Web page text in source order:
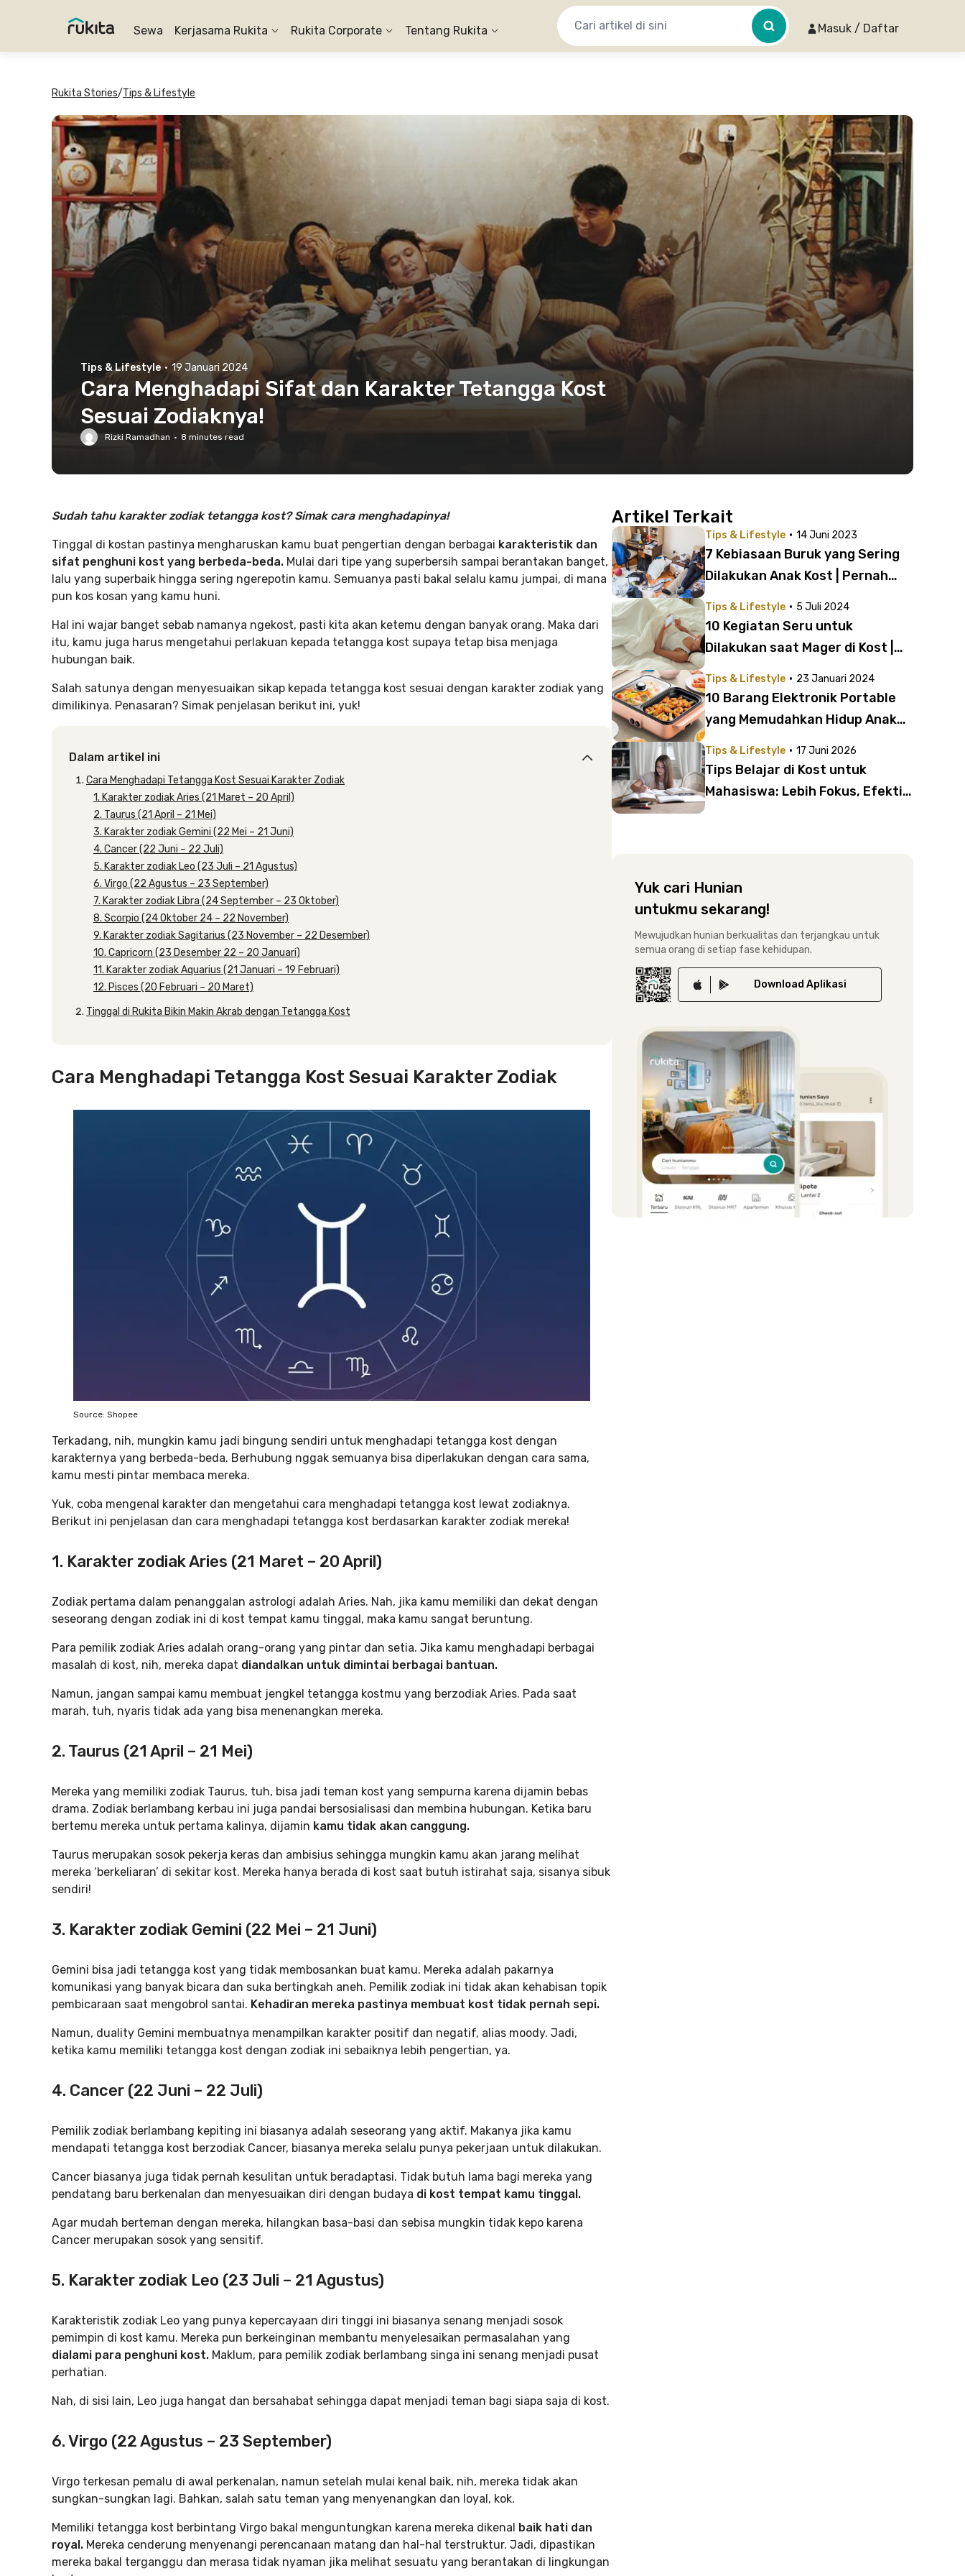
Sewa Kerjasama Rukita Rukita Corporate Tentang Rukita Masuk / Daftar
Rukita Stories/Tips & Lifestyle
Tips & Lifestyle · 19 Januari 2024
Cara Menghadapi Sifat dan Karakter Tetangga Kost
Sesuai Zodiaknya!
Rizki Ramadhan · 8 minutes read
Sudah tahu karakter zodiak tetangga kost? Simak cara menghadapinya!
Tinggal di kostan pastinya mengharuskan kamu buat pengertian dengan berbagai karakteristik dan
sifat penghuni kost yang berbeda-beda. Mulai dari tipe yang superbersih sampai berantakan banget,
lalu yang superbaik hingga sering ngerepotin kamu. Semuanya pasti bakal selalu kamu jumpai, di mana
pun kos kosan yang kamu huni.
Hal ini wajar banget sebab namanya ngekost, pasti kita akan ketemu dengan banyak orang. Maka dari
itu, kamu juga harus mengetahui perlakuan kepada tetangga kost supaya tetap bisa menjaga
hubungan baik.
Salah satunya dengan menyesuaikan sikap kepada tetangga kost sesuai dengan karakter zodiak yang
dimilikinya. Penasaran? Simak penjelasan berikut ini, yuk!
Dalam artikel ini
Cara Menghadapi Tetangga Kost Sesuai Karakter Zodiak
1. Karakter zodiak Aries (21 Maret – 20 April)
2. Taurus (21 April – 21 Mei)
3. Karakter zodiak Gemini (22 Mei – 21 Juni)
4. Cancer (22 Juni – 22 Juli)
5. Karakter zodiak Leo (23 Juli – 21 Agustus)
6. Virgo (22 Agustus – 23 September)
7. Karakter zodiak Libra (24 September – 23 Oktober)
8. Scorpio (24 Oktober 24 – 22 November)
9. Karakter zodiak Sagitarius (23 November – 22 Desember)
10. Capricorn (23 Desember 22 – 20 Januari)
11. Karakter zodiak Aquarius (21 Januari – 19 Februari)
12. Pisces (20 Februari – 20 Maret)
Tinggal di Rukita Bikin Makin Akrab dengan Tetangga Kost
Cara Menghadapi Tetangga Kost Sesuai Karakter Zodiak
Source: Shopee
Terkadang, nih, mungkin kamu jadi bingung sendiri untuk menghadapi tetangga kost dengan
karakternya yang berbeda-beda. Berhubung nggak semuanya bisa diperlakukan dengan cara sama,
kamu mesti pintar membaca mereka.
Yuk, coba mengenal karakter dan mengetahui cara menghadapi tetangga kost lewat zodiaknya.
Berikut ini penjelasan dan cara menghadapi tetangga kost berdasarkan karakter zodiak mereka!
1. Karakter zodiak Aries (21 Maret – 20 April)
Zodiak pertama dalam penanggalan astrologi adalah Aries. Nah, jika kamu memiliki dan dekat dengan
seseorang dengan zodiak ini di kost tempat kamu tinggal, maka kamu sangat beruntung.
Para pemilik zodiak Aries adalah orang-orang yang pintar dan setia. Jika kamu menghadapi berbagai
masalah di kost, nih, mereka dapat diandalkan untuk dimintai berbagai bantuan.
Namun, jangan sampai kamu membuat jengkel tetangga kostmu yang berzodiak Aries. Pada saat
marah, tuh, nyaris tidak ada yang bisa menenangkan mereka.
2. Taurus (21 April – 21 Mei)
Mereka yang memiliki zodiak Taurus, tuh, bisa jadi teman kost yang sempurna karena dijamin bebas
drama. Zodiak berlambang kerbau ini juga pandai bersosialisasi dan membina hubungan. Ketika baru
bertemu mereka untuk pertama kalinya, dijamin kamu tidak akan canggung.
Taurus merupakan sosok pekerja keras dan ambisius sehingga mungkin kamu akan jarang melihat
mereka ‘berkeliaran’ di sekitar kost. Mereka hanya berada di kost saat butuh istirahat saja, sisanya sibuk
sendiri!
3. Karakter zodiak Gemini (22 Mei – 21 Juni)
Gemini bisa jadi tetangga kost yang tidak membosankan buat kamu. Mereka adalah pakarnya
komunikasi yang banyak bicara dan suka bertingkah aneh. Pemilik zodiak ini tidak akan kehabisan topik
pembicaraan saat mengobrol santai. Kehadiran mereka pastinya membuat kost tidak pernah sepi.
Namun, duality Gemini membuatnya menampilkan karakter positif dan negatif, alias moody. Jadi,
ketika kamu memiliki tetangga kost dengan zodiak ini sebaiknya lebih pengertian, ya.
4. Cancer (22 Juni – 22 Juli)
Pemilik zodiak berlambang kepiting ini biasanya adalah seseorang yang aktif. Makanya jika kamu
mendapati tetangga kost berzodiak Cancer, biasanya mereka selalu punya pekerjaan untuk dilakukan.
Cancer biasanya juga tidak pernah kesulitan untuk beradaptasi. Tidak butuh lama bagi mereka yang
pendatang baru berkenalan dan menyesuaikan diri dengan budaya di kost tempat kamu tinggal.
Agar mudah berteman dengan mereka, hilangkan basa-basi dan sebisa mungkin tidak kepo karena
Cancer merupakan sosok yang sensitif.
5. Karakter zodiak Leo (23 Juli – 21 Agustus)
Karakteristik zodiak Leo yang punya kepercayaan diri tinggi ini biasanya senang menjadi sosok
pemimpin di kost kamu. Mereka pun berkeinginan membantu menyelesaikan permasalahan yang
dialami para penghuni kost. Maklum, para pemilik zodiak berlambang singa ini senang menjadi pusat
perhatian.
Nah, di sisi lain, Leo juga hangat dan bersahabat sehingga dapat menjadi teman bagi siapa saja di kost.
6. Virgo (22 Agustus – 23 September)
Virgo terkesan pemalu di awal perkenalan, namun setelah mulai kenal baik, nih, mereka tidak akan
sungkan-sungkan lagi. Bahkan, salah satu teman yang menyenangkan dan loyal, kok.
Memiliki tetangga kost berbintang Virgo bakal menguntungkan karena mereka dikenal baik hati dan
royal. Mereka cenderung menyenangi perencanaan matang dan hal-hal terstruktur. Jadi, dipastikan
mereka bakal terganggu dan merasa tidak nyaman jika melihat sesuatu yang berantakan di lingkungan
Artikel Terkait
Tips & Lifestyle · 14 Juni 2023
7 Kebiasaan Buruk yang Sering
Dilakukan Anak Kost | Pernah
Tips & Lifestyle · 5 Juli 2024
10 Kegiatan Seru untuk
Dilakukan saat Mager di Kost |
Rebahan!
Tips & Lifestyle · 23 Januari 2024
10 Barang Elektronik Portable
yang Memudahkan Hidup Anak
Tips & Lifestyle · 17 Juni 2026
Tips Belajar di Kost untuk
Mahasiswa: Lebih Fokus, Efektif,
Yuk cari Hunian
untukmu sekarang!
Mewujudkan hunian berkualitas dan terjangkau untuk
semua orang di setiap fase kehidupan.
Download Aplikasi